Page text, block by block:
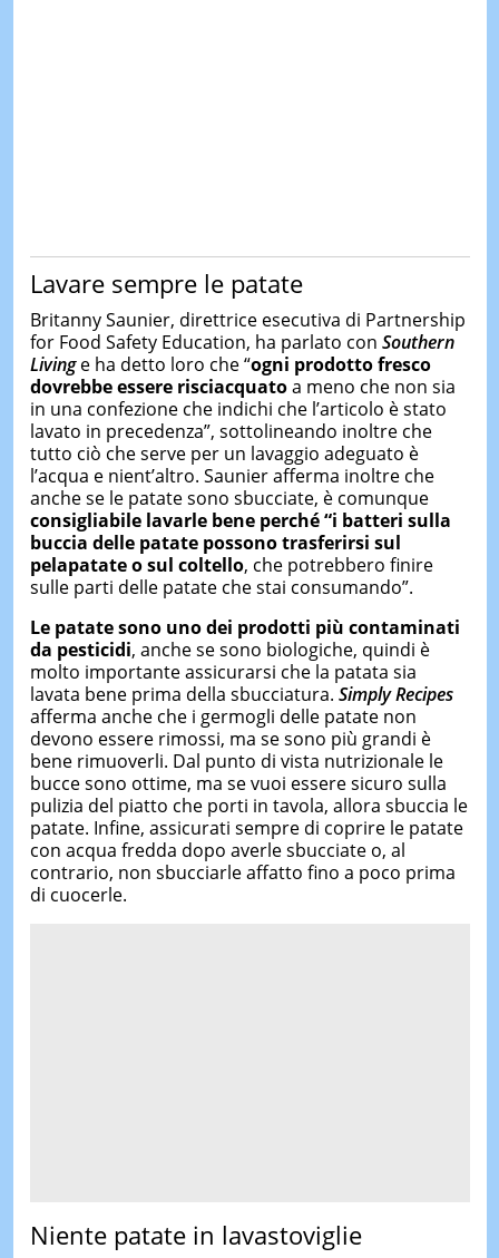
Lavare sempre le patate
Britanny Saunier, direttrice esecutiva di Partnership
for Food Safety Education, ha parlato con Southern
Livinge ha detto loro che “ogni prodotto fresco
dovrebbe essere risciacquatoa meno che non sia
in una confezione che indichi che l’articolo è stato
lavato in precedenza”, sottolineando inoltre che
tutto ciò che serve per un lavaggio adeguato è
l’acqua e nient’altro. Saunier afferma inoltre che
anche se le patate sono sbucciate, è comunque
consigliabile lavarle bene perché “i batteri sulla
buccia delle patate possono trasferirsi sul
pelapatate o sul coltello, che potrebbero finire
sulle parti delle patate che stai consumando”.
Le patate sono uno dei prodotti più contaminati
da pesticidi, anche se sono biologiche, quindi è
molto importante assicurarsi che la patata sia
lavata bene prima della sbucciatura. Simply Recipes
afferma anche che i germogli delle patate non
devono essere rimossi, ma se sono più grandi è
bene rimuoverli. Dal punto di vista nutrizionale le
bucce sono ottime, ma se vuoi essere sicuro sulla
pulizia del piatto che porti in tavola, allora sbuccia le
patate. Infine, assicurati sempre di coprire le patate
con acqua fredda dopo averle sbucciate o, al
contrario, non sbucciarle affatto fino a poco prima
di cuocerle.
Niente patate in lavastoviglie